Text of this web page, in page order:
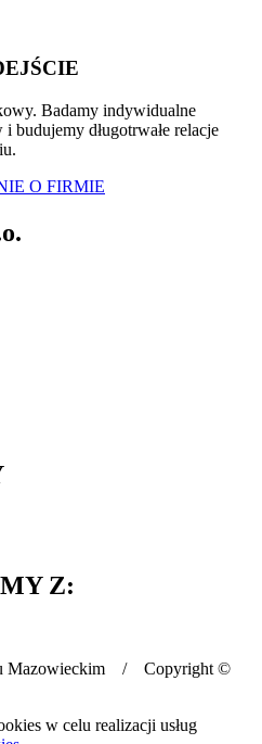
Badamy indywidualne
budujemy długotrwałe relacje
O FIRMIE
Z:
Mazowieckim / Copyright ©
w celu realizacji usług